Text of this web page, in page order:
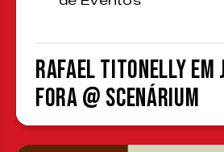
Rafael Titonelly em
Fora @ Scenárium